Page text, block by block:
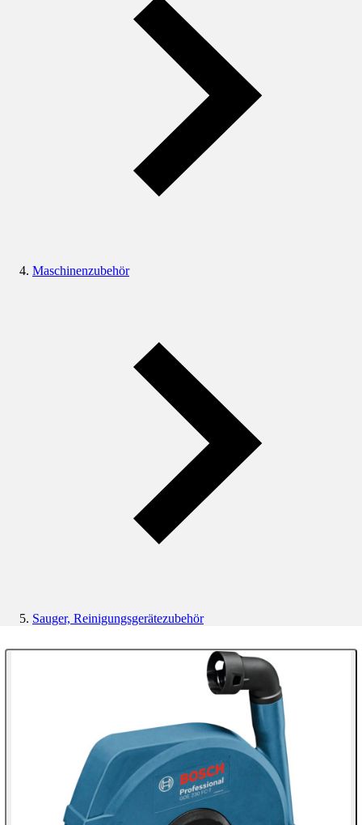
Maschinenzubehör
Sauger, Reinigungsgerätezubehör